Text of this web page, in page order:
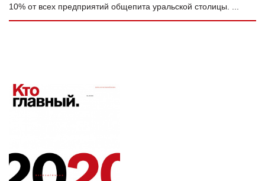
10% от всех предприятий общепита уральской столицы. ...